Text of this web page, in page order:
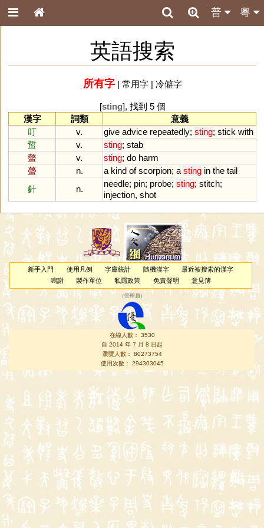
粵
普
英語搜索
所有字| 常用字| 冷僻字
[sting], 找到 5 個
漢字
詞類
意義
叮
v. give advice repeatedly; sting; stick with
蜇
v. sting; stab
螫
v. sting; do harm
蠆
n. a kind of scorpion; a sting in the tail
針
n.
needle; pin; probe; sting; stitch;
injection, shot
新手入門 使用凡例 字庫統計 隨機漢字
最近被搜索的漢字
鳴謝
製作單位 私隱政策 免責聲明 意見簿
（管理員 ）
在線人數： 3530
自 2014 年 7 月 8 日起
瀏覽人數： 80273754
使用次數： 294303045